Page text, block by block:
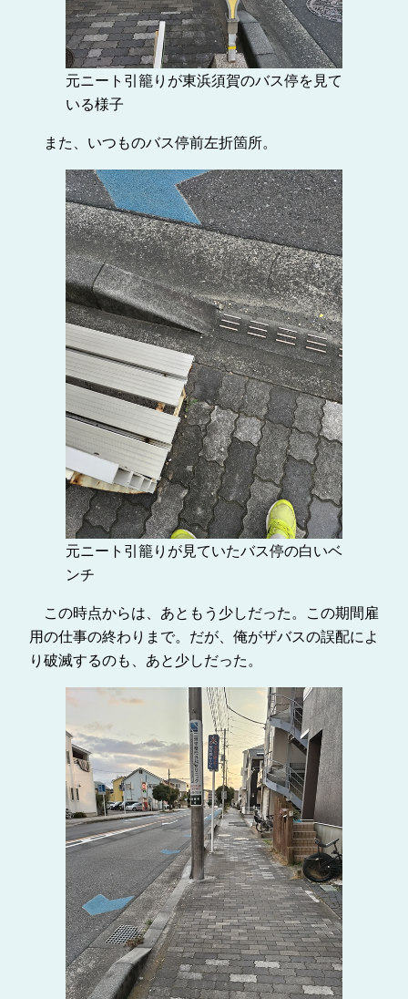
元ニート引籠りが東浜須賀のバス停を見て
いる様子
また、いつものバス停前左折箇所。
元ニート引籠りが見ていたバス停の白いベ
ンチ
この時点からは、あともう少しだった。この期間雇
用の仕事の終わりまで。だが、俺がザバスの誤配によ
り破滅するのも、あと少しだった。